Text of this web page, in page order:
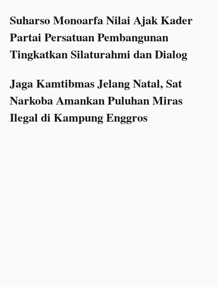
Suharso Monoarfa Nilai Ajak Kader
Partai Persatuan Pembangunan
Tingkatkan Silaturahmi dan Dialog
Jaga Kamtibmas Jelang Natal, Sat
Narkoba Amankan Puluhan Miras
Ilegal di Kampung Enggros